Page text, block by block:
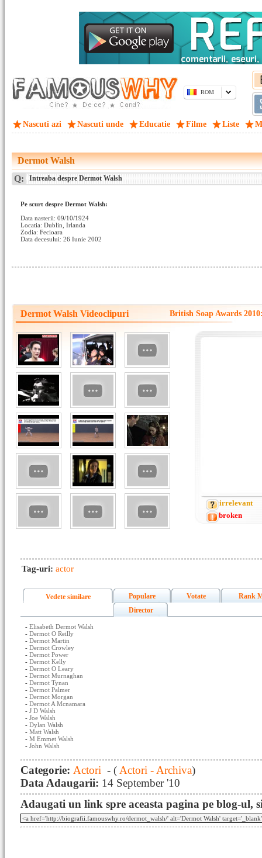
ROM
Nascuti azi Nascuti unde Educatie Filme Liste
Dermot Walsh
Q: Intreaba despre Dermot Walsh
Pe scurt despre Dermot Walsh:
Data nasterii: 09/10/1924
Locatia: Dublin, Irlanda
Zodia: Fecioara
Data decesului: 26 Iunie 2002
Dermot Walsh Videoclipuri British Soap Awards
irrelevant
broken
Tag-uri: actor
Vedete similare Populare Votate
Rank
Director
- Elisabeth Dermot Walsh
- Dermot O Reilly
- Dermot Martin
- Dermot Crowley
- Dermot Power
- Dermot Kelly
- Dermot O Leary
- Dermot Murnaghan
- Dermot Tynan
- Dermot Palmer
- Dermot Morgan
- Dermot A Mcnamara
- J D Walsh
- Joe Walsh
- Dylan Walsh
- Matt Walsh
- M Emmet Walsh
- John Walsh
Categorie: Actori - ( Actori - Archiva)
Data Adaugarii: 14 September '10
Adaugati un link spre aceasta pagina pe blog-ul,